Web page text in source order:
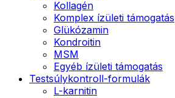
Kollagén
Komplex ízületi támogatás
Glükózamin
Kondroitin
MSM
Egyéb ízületi támogatás
Testsúlykontroll-formulák
L-karnitin